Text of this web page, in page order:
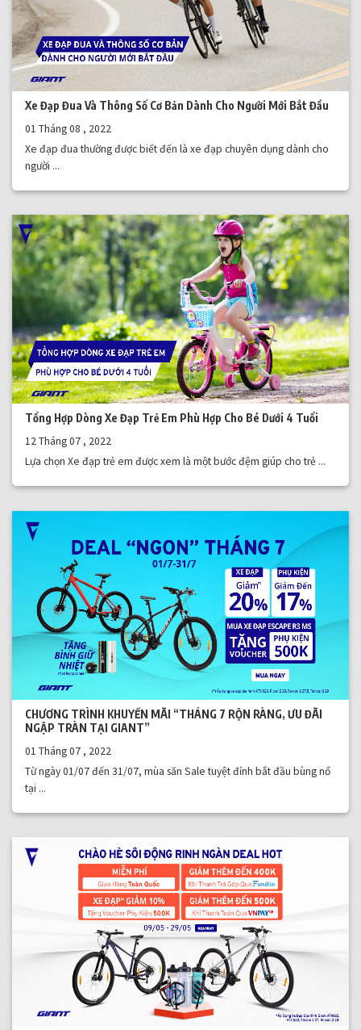
Xe Đạp Đua Và Thông Số Cơ Bản Dành Cho Người Mới Bắt Đầu
01 Tháng 08 , 2022
Xe đạp đua thường được biết đến là xe đạp chuyên dụng dành cho
người ...
Tổng Hợp Dòng Xe Đạp Trẻ Em Phù Hợp Cho Bé Dưới 4 Tuổi
12 Tháng 07 , 2022
Lựa chọn Xe đạp trẻ em được xem là một bước đệm giúp cho trẻ ...
CHƯƠNG TRÌNH KHUYẾN MÃI “THÁNG 7 RỘN RÀNG, ƯU ĐÃI
NGẬP TRÀN TẠI GIANT”
01 Tháng 07 , 2022
Từ ngày 01/07 đến 31/07, mùa săn Sale tuyệt đỉnh bắt đầu bùng nổ
tại ...